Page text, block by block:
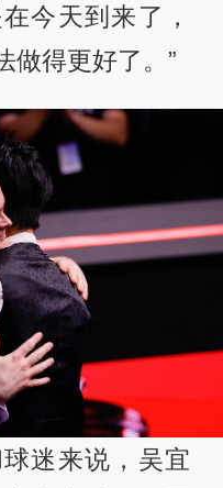
今天到来了，
做得更好了。”
迷来说，吴宜